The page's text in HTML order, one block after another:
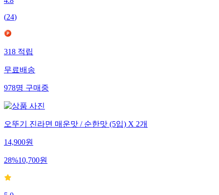
4.8
(24)
318적립
무료배송
978명구매중
오뚜기 진라면 매운맛 / 순한맛 (5입) X 2개
14,900원
28%10,700원